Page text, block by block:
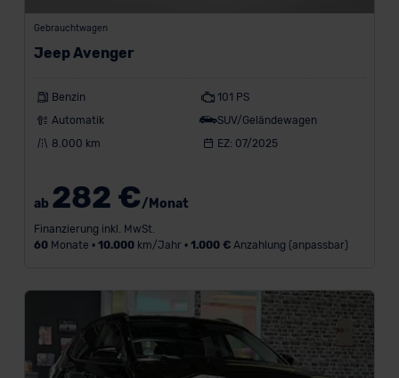
Sitze
Gebrauchtwagen
Jeep Avenger
Benzin
101 PS
Automatik
SUV/Geländewagen
8.000 km
EZ: 07/2025
ab 282 €/Monat
Finanzierung inkl. MwSt.
60Monate • 10.000km/Jahr • 1.000 €Anzahlung (anpassbar)